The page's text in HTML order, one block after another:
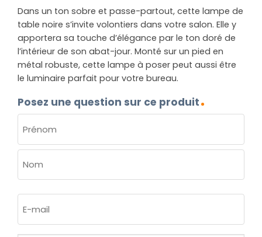
Dans un ton sobre et passe-partout, cette lampe de
table noire s’invite volontiers dans votre salon. Elle y
apportera sa touche d’élégance par le ton doré de
l’intérieur de son abat-jour. Monté sur un pied en
métal robuste, cette lampe à poser peut aussi être
le luminaire parfait pour votre bureau.
Posez une question sur ce produit
(NÉCESSAIRE)
Prénom
mail